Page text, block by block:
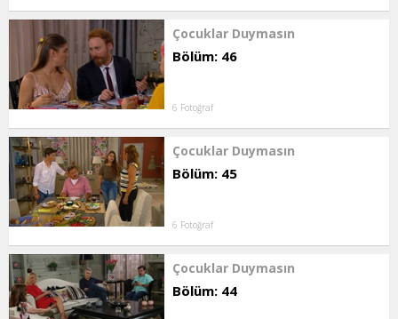
Çocuklar Duymasın
Bölüm: 46
6 Fotoğraf
Çocuklar Duymasın
Bölüm: 45
6 Fotoğraf
Çocuklar Duymasın
Bölüm: 44